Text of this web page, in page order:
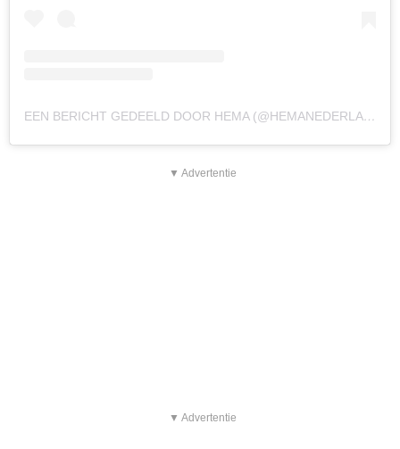
EEN BERICHT GEDEELD DOOR HEMA (@HEMANEDERLAND)
▼ Advertentie
▼ Advertentie